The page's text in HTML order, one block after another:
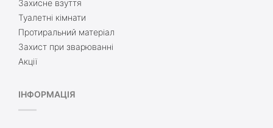
Захисне взуття
Туалетні кімнати
Протиральний матеріал
Захист при зварюванні
Акції
ІНФОРМАЦІЯ